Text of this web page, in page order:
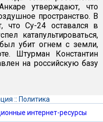
утверждают, что
пространство. В
что Су-24 оставался в
катапультироваться,
убит огнем с земли,
Штурман Константин
на российскую базу
:: Политика
интернет-ресурсы